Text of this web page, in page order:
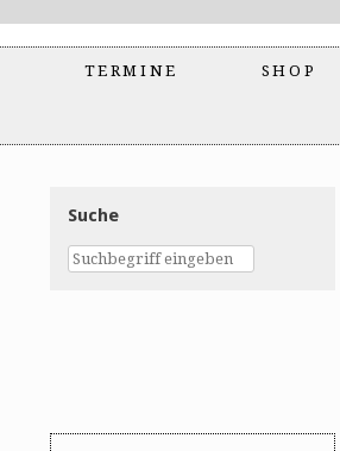
TERMINE SHOP
Suche